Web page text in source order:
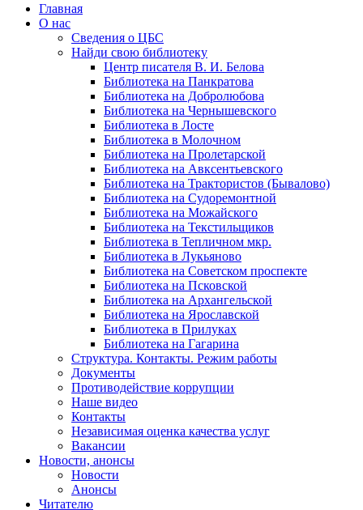
Главная
О нас
Сведения о ЦБС
Найди свою библиотеку
Центр писателя В. И. Белова
Библиотека на Панкратова
Библиотека на Добролюбова
Библиотека на Чернышевского
Библиотека в Лосте
Библиотека в Молочном
Библиотека на Пролетарской
Библиотека на Авксентьевского
Библиотека на Трактористов (Бывалово)
Библиотека на Судоремонтной
Библиотека на Можайского
Библиотека на Текстильщиков
Библиотека в Тепличном мкр.
Библиотека в Лукьяново
Библиотека на Советском проспекте
Библиотека на Псковской
Библиотека на Архангельской
Библиотека на Ярославской
Библиотека в Прилуках
Библиотека на Гагарина
Структура. Контакты. Режим работы
Документы
Противодействие коррупции
Наше видео
Контакты
Независимая оценка качества услуг
Вакансии
Новости, анонсы
Новости
Анонсы
Читателю